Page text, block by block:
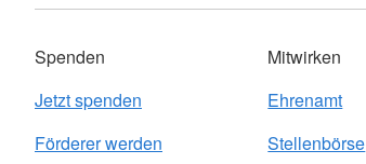
Spenden
Jetzt spenden
Förderer werden
Mitwirken
Ehrenamt
Stellenbörse